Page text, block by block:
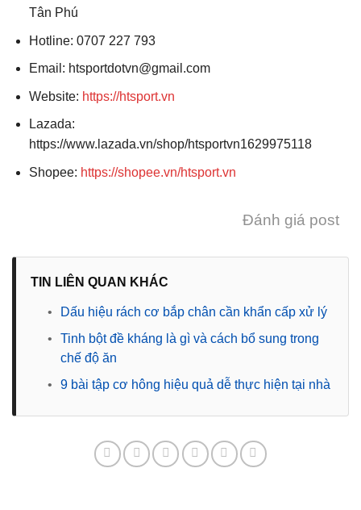
Tân Phú
Hotline: 0707 227 793
Email: htsportdotvn@gmail.com
Website: https://htsport.vn
Lazada:
https://www.lazada.vn/shop/htsportvn1629975118
Shopee: https://shopee.vn/htsport.vn
Đánh giá post
TIN LIÊN QUAN KHÁC
•
Dấu hiệu rách cơ bắp chân cần khẩn cấp xử lý
•
Tinh bột đề kháng là gì và cách bổ sung trong
chế độ ăn
•
9 bài tập cơ hông hiệu quả dễ thực hiện tại nhà